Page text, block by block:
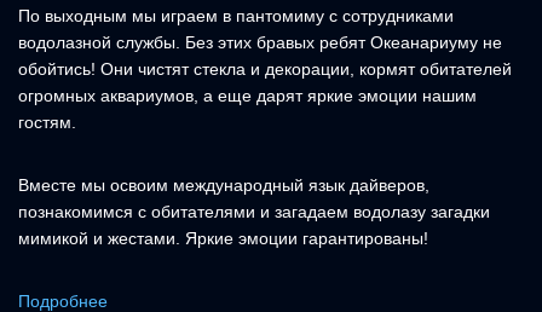
По выходным мы играем в пантомиму с сотрудниками
водолазной службы. Без этих бравых ребят Океанариуму не
обойтись! Они чистят стекла и декорации, кормят обитателей
огромных аквариумов, а еще дарят яркие эмоции нашим
гостям.
Вместе мы освоим международный язык дайверов,
познакомимся с обитателями и загадаем водолазу загадки
мимикой и жестами. Яркие эмоции гарантированы!
Подробнее